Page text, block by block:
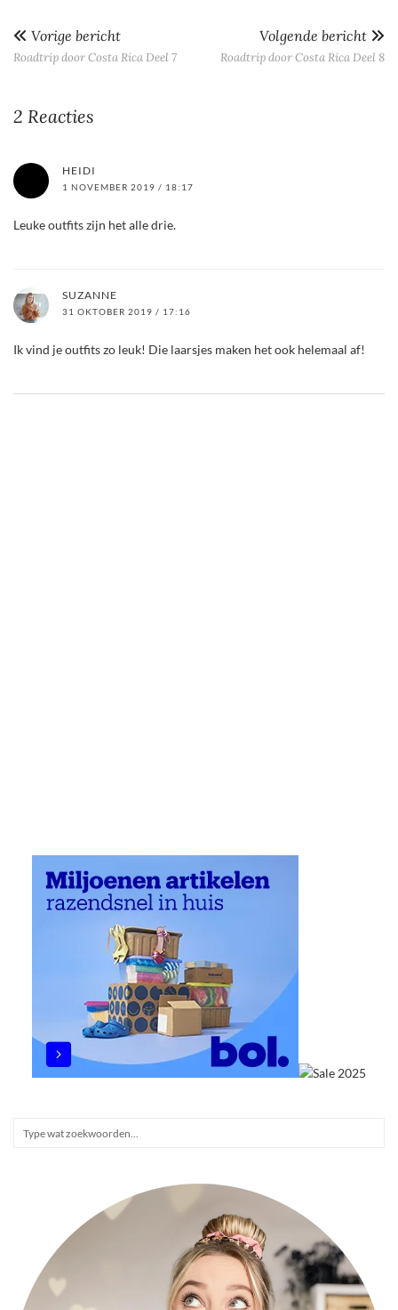
Vorige bericht
Roadtrip door Costa Rica Deel 7
Volgende bericht
Roadtrip door Costa Rica Deel 8
2 Reacties
HEIDI
1 NOVEMBER 2019 / 18:17
Leuke outfits zijn het alle drie.
SUZANNE
31 OKTOBER 2019 / 17:16
Ik vind je outfits zo leuk! Die laarsjes maken het ook helemaal af!